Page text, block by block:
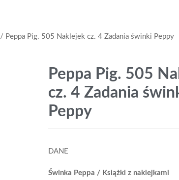
/ Peppa Pig. 505 Naklejek cz. 4 Zadania świnki Peppy
Peppa Pig. 505
cz. 4 Zadania
Peppy
DANE
Świnka Peppa / Książki z naklejkami